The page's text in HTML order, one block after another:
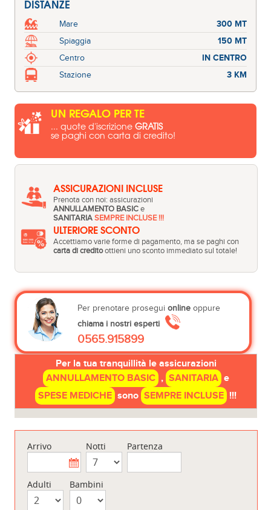
DISTANZE
Mare
300 MT
Spiaggia
150 MT
Centro
IN CENTRO
Stazione
3 KM
UN REGALO PER TE
... quote d'iscrizioneGRATIS
se paghi con carta di credito!
ASSICURAZIONI INCLUSE
Prenota con noi: assicurazioni
ANNULLAMENTO BASIC e
SANITARIA SEMPRE INCLUSE !!!
ULTERIORE SCONTO
Accettiamo varie forme di pagamento, ma se paghi con
carta di creditoottieni uno sconto immediato sul totale!
Per prenotare prosegui onlineoppure
chiama i nostri esperti
0565.915899
Per la tua tranquillità le assicurazioni
ANNULLAMENTO BASIC , SANITARIA e
SPESE MEDICHE sono SEMPRE INCLUSE !!!
Arrivo Notti Partenza
Adulti Bambini